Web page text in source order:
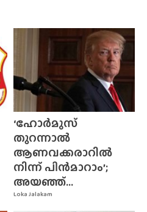
Loka Jalakam
‘ഹോർമുസ്
തുറന്നാൽ
ആണവക്കരാറിൽ
നിന്ന് പിൻമാറാം’;
അയഞ്ഞ്...